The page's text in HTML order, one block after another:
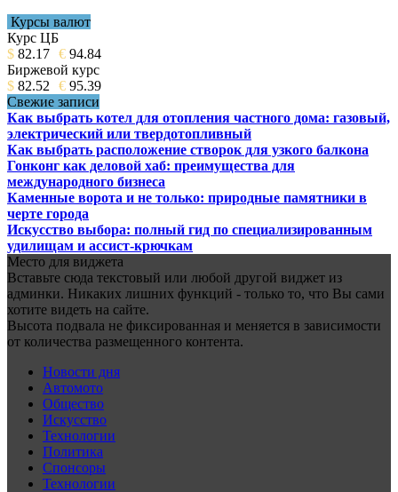
Курсы валют
Курс ЦБ
$ 82.17 € 94.84
Биржевой курс
$ 82.52 € 95.39
Свежие записи
Как выбрать котел для отопления частного дома: газовый,
электрический или твердотопливный
Как выбрать расположение створок для узкого балкона
Гонконг как деловой хаб: преимущества для
международного бизнеса
Каменные ворота и не только: природные памятники в
черте города
Искусство выбора: полный гид по специализированным
удилищам и ассист-крючкам
Место для виджета
Вставьте сюда текстовый или любой другой виджет из
админки. Никаких лишних функций - только то, что Вы сами
хотите видеть на сайте.
Высота подвала не фиксированная и меняется в зависимости
от количества размещенного контента.
Новости дня
Автомото
Общество
Искусство
Технологии
Политика
Спонсоры
Технологии